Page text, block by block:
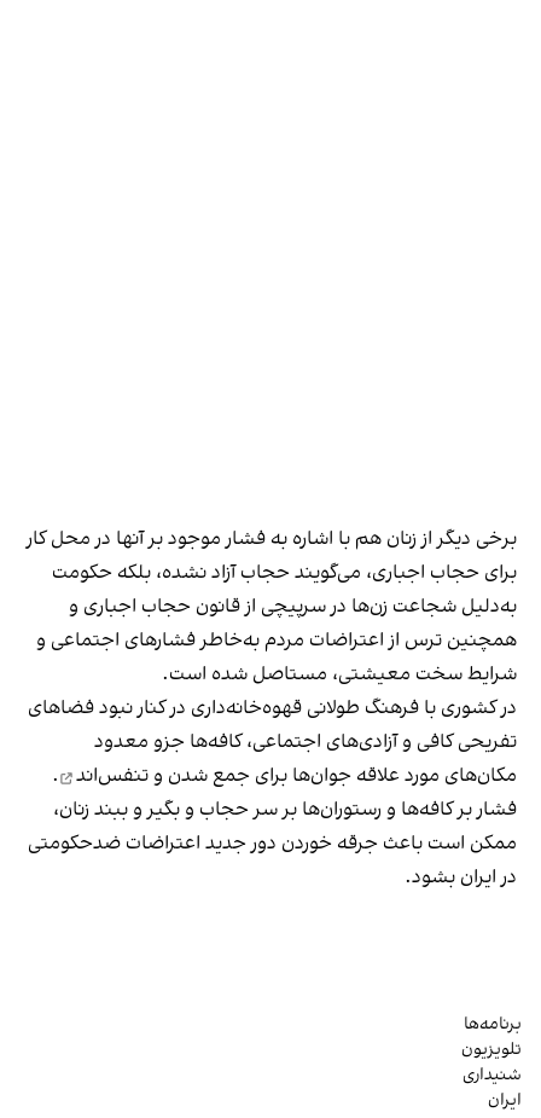
برخی دیگر از زنان هم با اشاره به فشار موجود بر آنها در محل کار
برای حجاب اجباری، می‌گویند حجاب آزاد نشده، بلکه حکومت
به‌دلیل شجاعت زن‌ها در سرپیچی از قانون حجاب اجباری و
همچنین ترس از اعتراضات مردم به‌خاطر فشارهای اجتماعی و
شرایط سخت معیشتی، مستاصل شده است.
در کشوری با فرهنگ طولانی قهوه‌‌خانه‌داری در کنار نبود فضاهای
تفریحی کافی و آزادی‌های اجتماعی، کافه‌ها جزو معدود
مکان‌های مورد علاقه جوان‌ها برای جمع شدن و تنفس‌اند
.
فشار بر کافه‌ها و رستوران‌ها بر سر حجاب و بگیر و ببند زنان،
ممکن است باعث جرقه خوردن دور جدید اعتراضات ضدحکومتی
در ایران بشود.
برنامه‌ها
تلویزیون
شنیداری
ایران